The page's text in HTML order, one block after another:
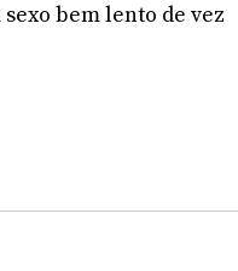
bem lento de vez